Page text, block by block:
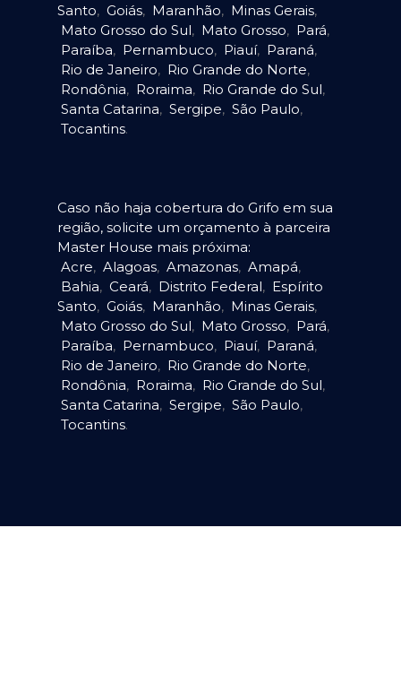
Santo, Goiás, Maranhão, Minas Gerais,
Mato Grosso do Sul, Mato Grosso, Pará,
Paraíba, Pernambuco, Piauí, Paraná,
Rio de Janeiro, Rio Grande do Norte,
Rondônia, Roraima, Rio Grande do Sul,
Santa Catarina, Sergipe, São Paulo,
Tocantins.
Caso não haja cobertura do Grifo em sua
região, solicite um orçamento à parceira
Master House mais próxima:
Acre, Alagoas, Amazonas, Amapá,
Bahia, Ceará, Distrito Federal, Espírito
Santo, Goiás, Maranhão, Minas Gerais,
Mato Grosso do Sul, Mato Grosso, Pará,
Paraíba, Pernambuco, Piauí, Paraná,
Rio de Janeiro, Rio Grande do Norte,
Rondônia, Roraima, Rio Grande do Sul,
Santa Catarina, Sergipe, São Paulo,
Tocantins.